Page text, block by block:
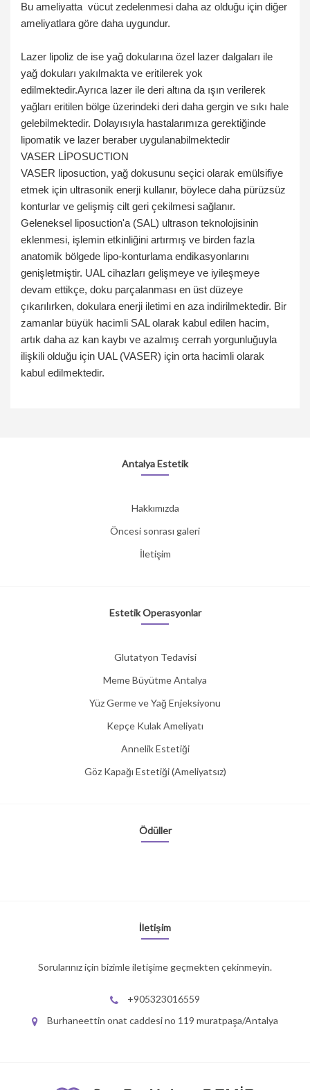
Bu ameliyatta vücut zedelenmesi daha az olduğu için diğer
ameliyatlara göre daha uygundur.
Lazer lipoliz de ise yağ dokularına özel lazer dalgaları ile
yağ dokuları yakılmakta ve eritilerek yok
edilmektedir.Ayrıca lazer ile deri altına da ışın verilerek
yağları eritilen bölge üzerindeki deri daha gergin ve sıkı hale
gelebilmektedir. Dolayısıyla hastalarımıza gerektiğinde
lipomatik ve lazer beraber uygulanabilmektedir
VASER LİPOSUCTION
VASER liposuction, yağ dokusunu seçici olarak emülsifiye
etmek için ultrasonik enerji kullanır, böylece daha pürüzsüz
konturlar ve gelişmiş cilt geri çekilmesi sağlanır.
Geleneksel liposuction'a (SAL) ultrason teknolojisinin
eklenmesi, işlemin etkinliğini artırmış ve birden fazla
anatomik bölgede lipo-konturlama endikasyonlarını
genişletmiştir. UAL cihazları gelişmeye ve iyileşmeye
devam ettikçe, doku parçalanması en üst düzeye
çıkarılırken, dokulara enerji iletimi en aza indirilmektedir. Bir
zamanlar büyük hacimli SAL olarak kabul edilen hacim,
artık daha az kan kaybı ve azalmış cerrah yorgunluğuyla
ilişkili olduğu için UAL (VASER) için orta hacimli olarak
kabul edilmektedir.
Antalya Estetik
Hakkımızda
Öncesi sonrası galeri
İletişim
Estetik Operasyonlar
Glutatyon Tedavisi
Meme Büyütme Antalya
Yüz Germe ve Yağ Enjeksiyonu
Kepçe Kulak Ameliyatı
Annelik Estetiği
Göz Kapağı Estetiği (Ameliyatsız)
Ödüller
İletişim
Sorularınız için bizimle iletişime geçmekten çekinmeyin.
+905323016559
Burhaneettin onat caddesi no 119 muratpaşa/Antalya